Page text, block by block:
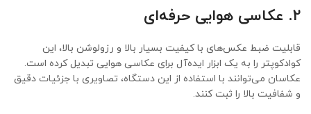
2. عکاسی هوایی حرفه‌ای
قابلیت ضبط عکس‌های با کیفیت بسیار بالا و رزولوشن بالا، این
کوادکوپتر را به یک ابزار ایده‌آل برای عکاسی هوایی تبدیل کرده است.
عکاسان می‌توانند با استفاده از این دستگاه، تصاویری با جزئیات دقیق
و شفافیت بالا را ثبت کنند.